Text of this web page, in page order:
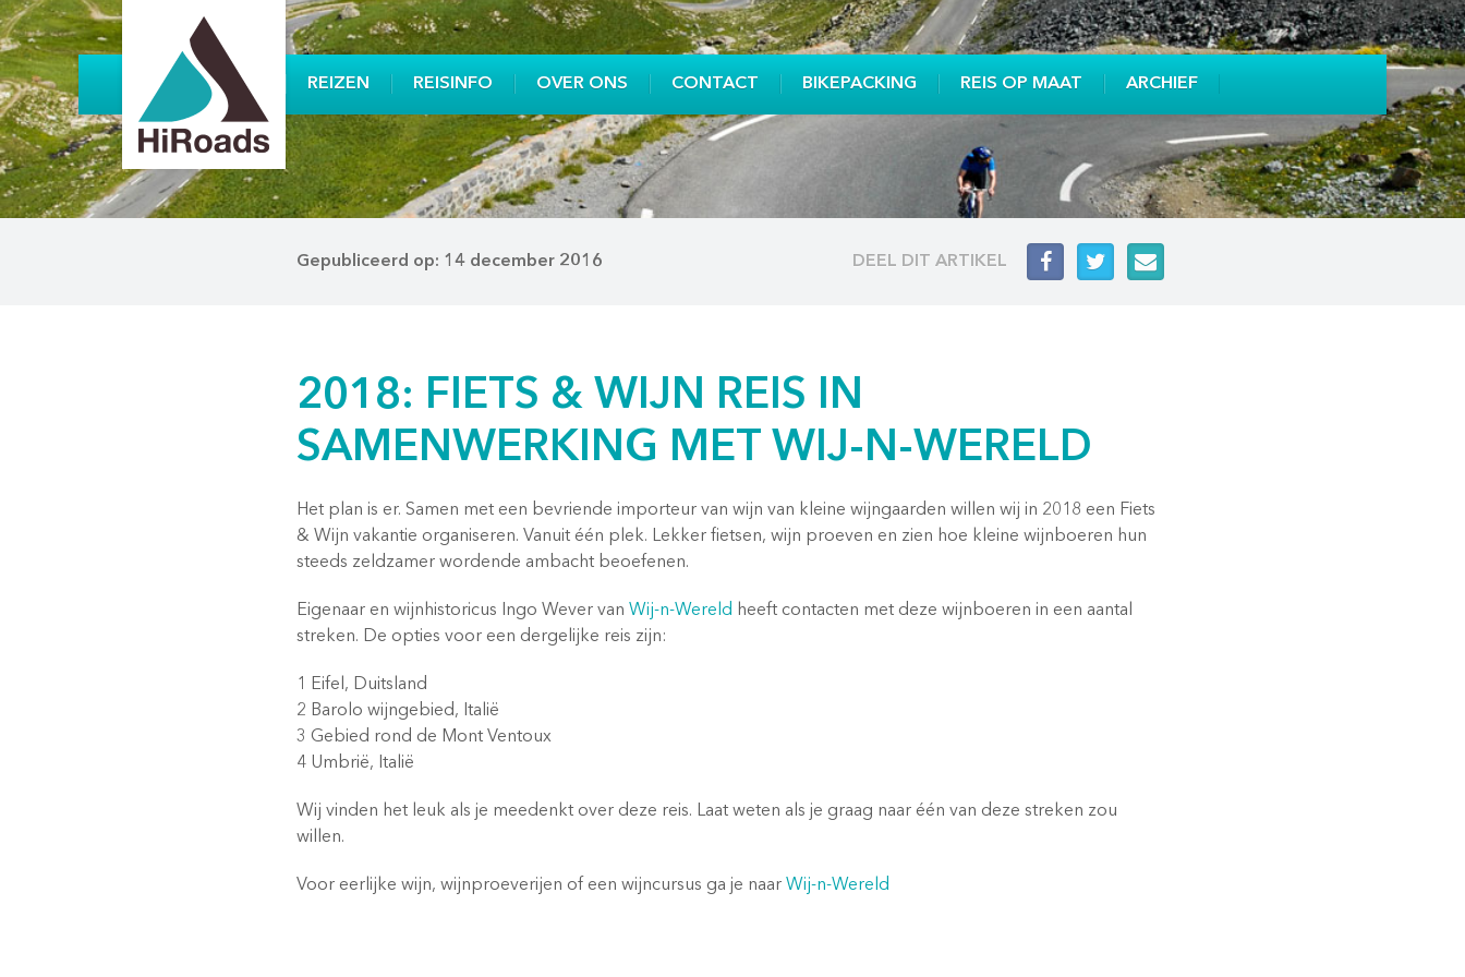
REIZEN REISINFO OVER ONS CONTACT BIKEPACKING REIS OP MAAT ARCHIEF
Gepubliceerd op: 14 december 2016 DEEL DIT ARTIKEL
2018: FIETS & WIJN REIS IN
SAMENWERKING MET WIJ-N-WERELD
Het plan is er. Samen met een bevriende importeur van wijn van kleine wijngaarden willen wij in 2018 een Fiets
& Wijn vakantie organiseren. Vanuit één plek. Lekker fietsen, wijn proeven en zien hoe kleine wijnboeren hun
steeds zeldzamer wordende ambacht beoefenen.
Eigenaar en wijnhistoricus Ingo Wever van Wij-n-Wereld heeft contacten met deze wijnboeren in een aantal
streken. De opties voor een dergelijke reis zijn:
1 Eifel, Duitsland
2 Barolo wijngebied, Italië
3 Gebied rond de Mont Ventoux
4 Umbrië, Italië
Wij vinden het leuk als je meedenkt over deze reis. Laat weten als je graag naar één van deze streken zou
willen.
Voor eerlijke wijn, wijnproeverijen of een wijncursus ga je naar Wij-n-Wereld